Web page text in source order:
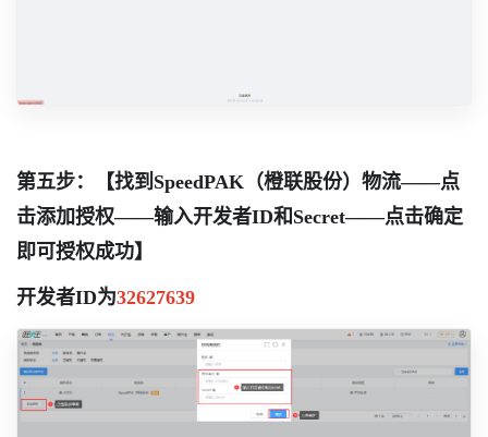
第五步：【找到SpeedPAK（橙联股份）物流——点
击添加授权——输入开发者ID和Secret——点击确定
即可授权成功】
开发者ID为32627639